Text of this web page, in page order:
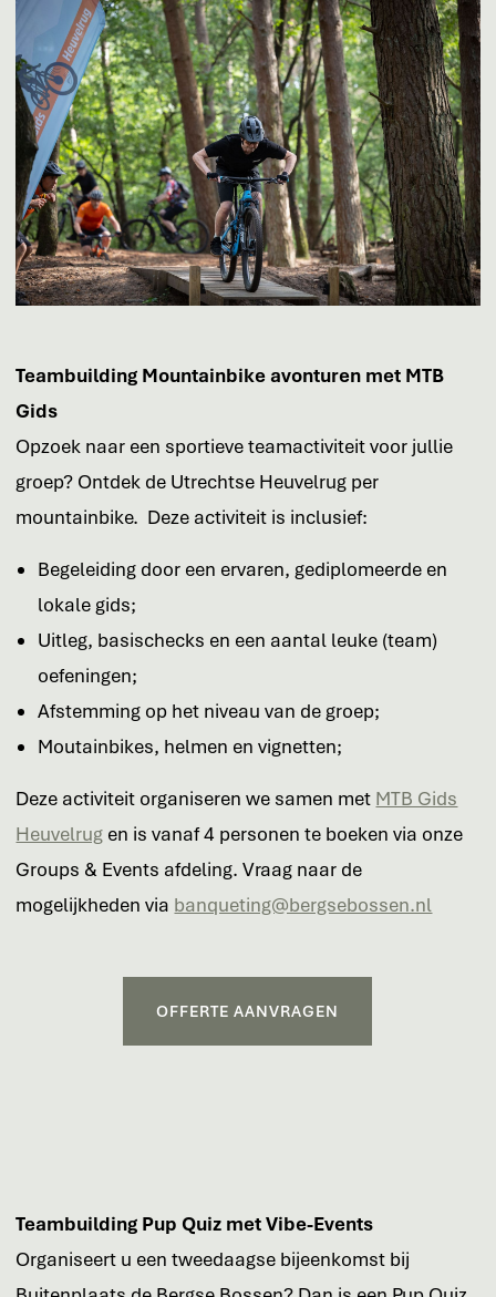
Teambuilding Mountainbike avonturen met MTB
Gids
Opzoek naar een sportieve teamactiviteit voor jullie
groep? Ontdek de Utrechtse Heuvelrug per
mountainbike. Deze activiteit is inclusief:
Begeleiding door een ervaren, gediplomeerde en
lokale gids;
Uitleg, basischecks en een aantal leuke (team)
oefeningen;
Afstemming op het niveau van de groep;
Moutainbikes, helmen en vignetten;
Deze activiteit organiseren we samen met MTB Gids
Heuvelrug en is vanaf 4 personen te boeken via onze
Groups & Events afdeling. Vraag naar de
mogelijkheden via banqueting@bergsebossen.nl
OFFERTE AANVRAGEN
Teambuilding Pup Quiz met Vibe-Events
Organiseert u een tweedaagse bijeenkomst bij